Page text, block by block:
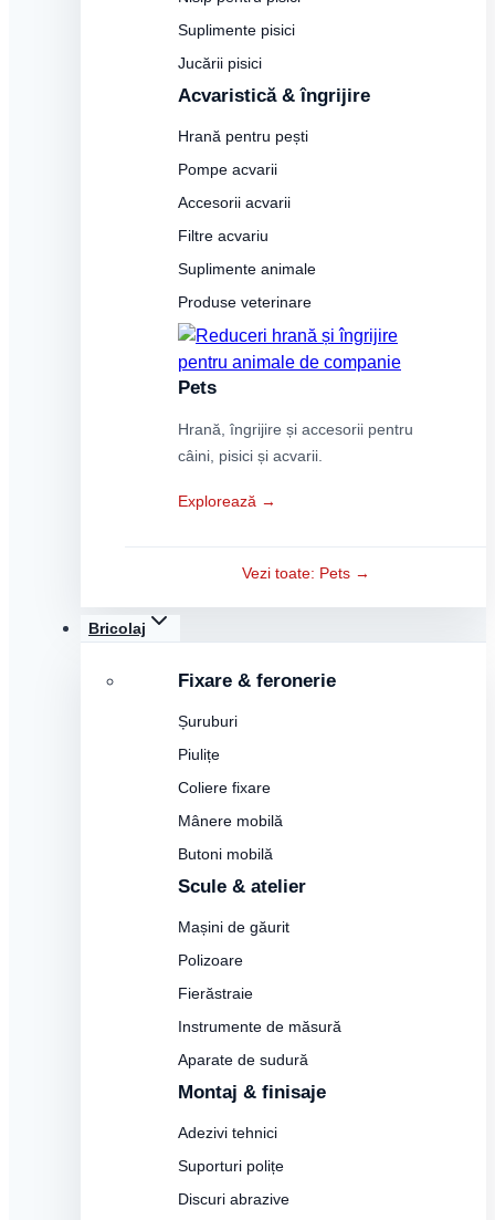
Suplimente pisici
Jucării pisici
Acvaristică & îngrijire
Hrană pentru pești
Pompe acvarii
Accesorii acvarii
Filtre acvariu
Suplimente animale
Produse veterinare
Pets
Hrană, îngrijire și accesorii pentru
câini, pisici și acvarii.
Explorează →
Vezi toate: Pets →
Bricolaj
Fixare & feronerie
Șuruburi
Piulițe
Coliere fixare
Mânere mobilă
Butoni mobilă
Scule & atelier
Mașini de găurit
Polizoare
Fierăstraie
Instrumente de măsură
Aparate de sudură
Montaj & finisaje
Adezivi tehnici
Suporturi polițe
Discuri abrazive